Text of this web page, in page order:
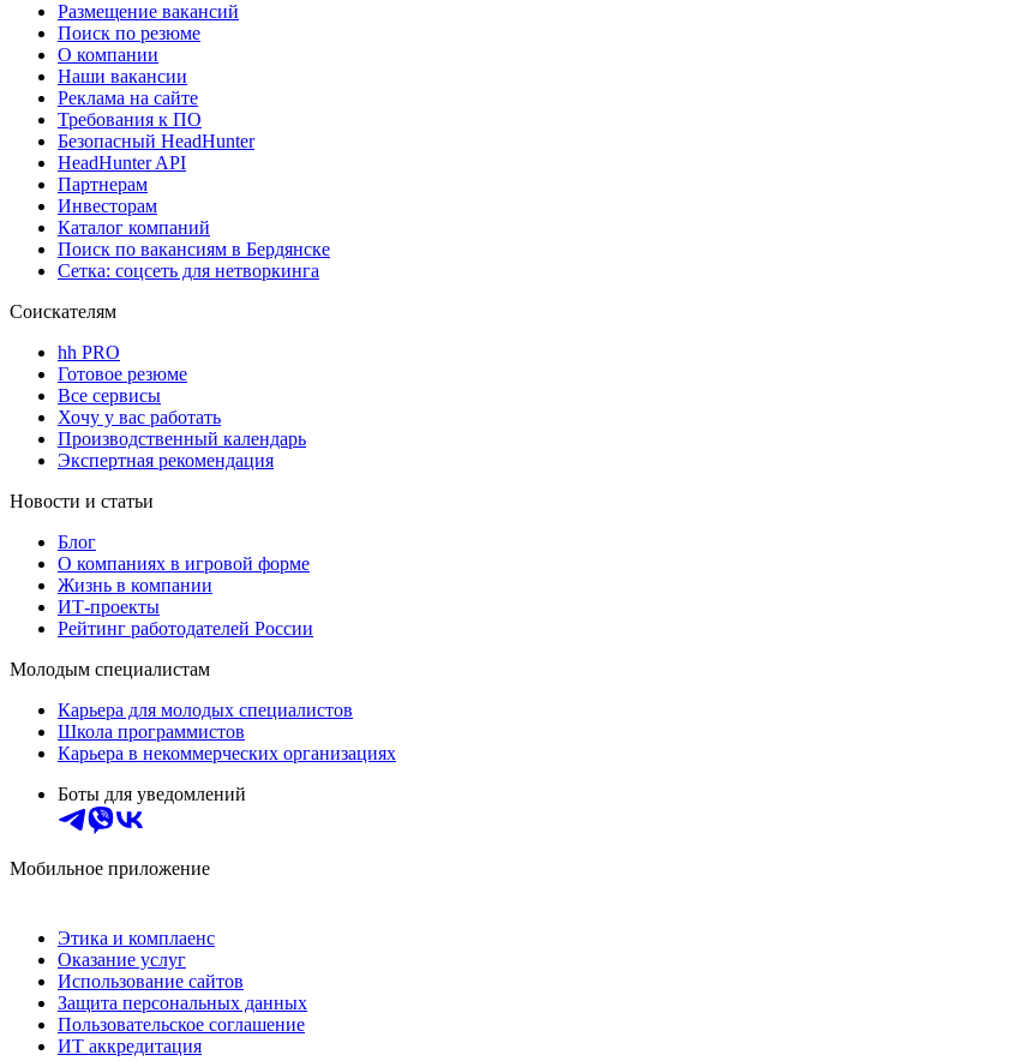
Размещение вакансий
Поиск по резюме
О компании
Наши вакансии
Реклама на сайте
Требования к ПО
Безопасный HeadHunter
HeadHunter API
Партнерам
Инвесторам
Каталог компаний
Поиск по вакансиям в Бердянске
Сетка: соцсеть для нетворкинга
Соискателям
hh PRO
Готовое резюме
Все сервисы
Хочу у вас работать
Производственный календарь
Экспертная рекомендация
Новости и статьи
Блог
О компаниях в игровой форме
Жизнь в компании
ИТ-проекты
Рейтинг работодателей России
Молодым специалистам
Карьера для молодых специалистов
Школа программистов
Карьера в некоммерческих организациях
Боты для уведомлений
Мобильное приложение
Этика и комплаенс
Оказание услуг
Использование сайтов
Защита персональных данных
Пользовательское соглашение
ИТ аккредитация